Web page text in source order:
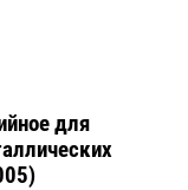
для